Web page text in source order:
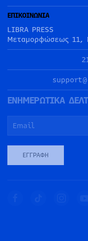
ΕΠΙΚΟΙΝΩΝΙΑ
LIBRA PRESS
Μεταμορφώσεως 11,
ΕΝΗΜΕΡΩΤΙΚΑ
ΕΓΓΡΑΦΉ